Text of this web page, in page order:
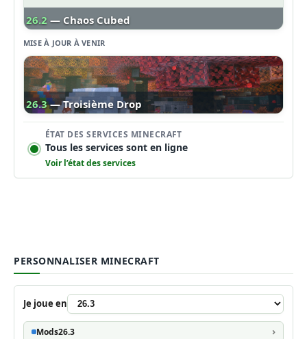
26.2 — Chaos Cubed
MISE À JOUR À VENIR
26.3 — Troisième Drop
ÉTAT DES SERVICES MINECRAFT
Tous les services sont en ligne
Voir l’état des services
PERSONNALISER MINECRAFT
Je joue en
Mods26.3